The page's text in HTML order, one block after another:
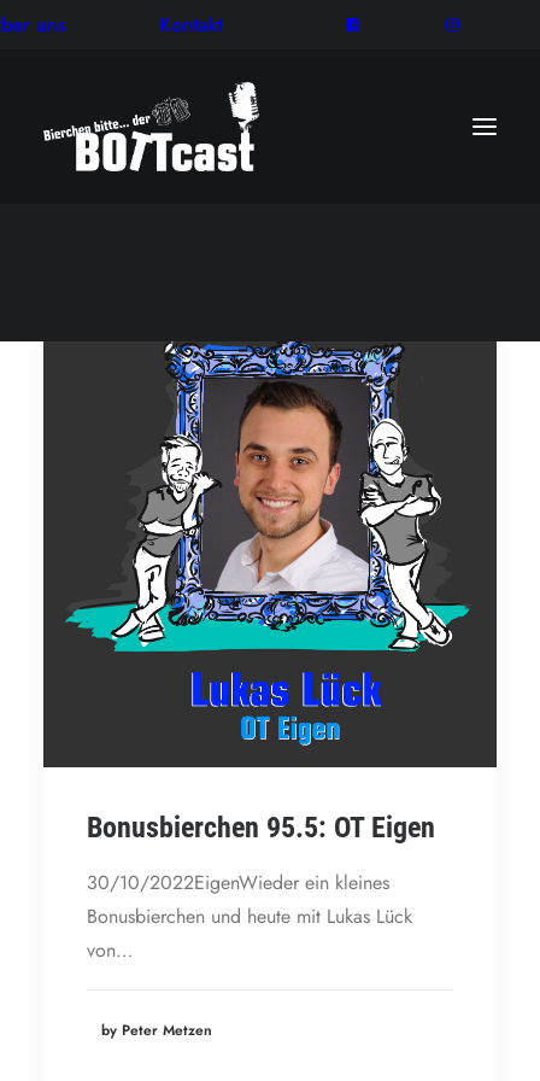
uns Kontakt
Bonusbierchen 95.5: OT Eigen
30/10/2022EigenWieder ein kleines
Bonusbierchen und heute mit Lukas Lück
von…
by Peter Metzen